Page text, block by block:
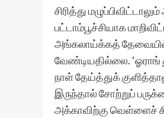
சிரித்து
பட்டாம்பூச்சியாக
அங்கலாய்க்கத்
வேண்டியதில்லை. ‘ஓராங்
நாள் தேய்த்துக்
இருந்தால் சோற்றுப்
அக்காவிற்கு வெள்ளைச்